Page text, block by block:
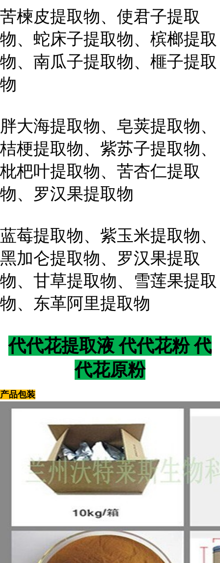
苦楝皮提取物、使君子提取
物、蛇床子提取物、槟榔提取
物、南瓜子提取物、榧子提取
物
胖大海提取物、皂荚提取物、
桔梗提取物、紫苏子提取物、
枇杷叶提取物、苦杏仁提取
物、罗汉果提取物
蓝莓提取物、紫玉米提取物、
黑加仑提取物、罗汉果提取
物、甘草提取物、雪莲果提取
物、东革阿里提取物
代代花提取液 代代花粉 代
代花原粉
产品包装